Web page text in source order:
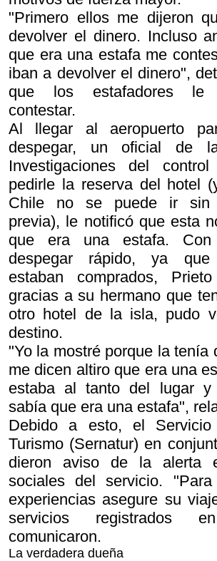
"Primero ellos me dijeron
devolver el dinero. Incluso
que era una estafa me
iban a devolver el dinero",
que los estafadores le
contestar.
Al llegar al aeropuerto
despegar, un oficial de
Investigaciones del
pedirle la reserva del hotel
Chile no se puede ir sin
previa), le notificó que esta
que era una estafa.
despegar rápido, ya
estaban comprados,
gracias a su hermano que
otro hotel de la isla, pudo
destino.
"Yo la mostré porque la tenía
me dicen altiro que era una
estaba al tanto del lugar
sabía que era una estafa",
Debido a esto, el
Turismo (Sernatur) en
dieron aviso de la alerta
sociales del servicio.
experiencias asegure su
servicios registrados
comunicaron.
La verdadera dueña